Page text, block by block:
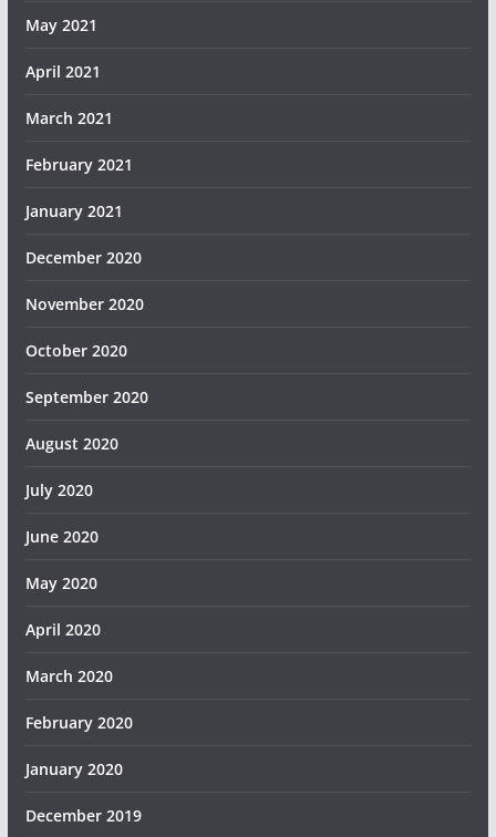
May 2021
April 2021
March 2021
February 2021
January 2021
December 2020
November 2020
October 2020
September 2020
August 2020
July 2020
June 2020
May 2020
April 2020
March 2020
February 2020
January 2020
December 2019